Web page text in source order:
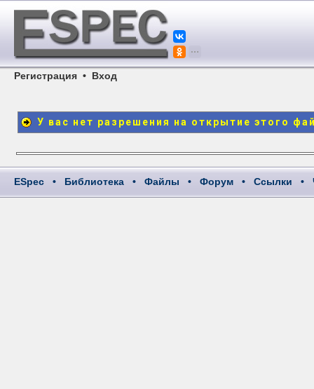
Регистрация • Вход
У вас нет разрешения на открытие этого
ESpec • Библиотека • Файлы • Форум • Ссылки •